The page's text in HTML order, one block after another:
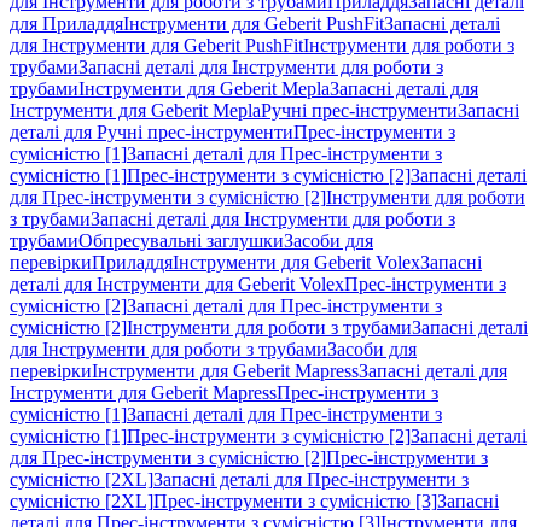
для ПриладдяІнструменти для Geberit PushFitЗапасні деталі
для Інструменти для Geberit PushFitІнструменти для роботи з
трубамиЗапасні деталі для Інструменти для роботи з
трубамиІнструменти для Geberit MeplaЗапасні деталі для
Інструменти для Geberit MeplaРучні прес-інструментиЗапасні
деталі для Ручні прес-інструментиПрес-інструменти з
сумісністю [1]Запасні деталі для Прес-інструменти з
сумісністю [1]Прес-інструменти з сумісністю [2]Запасні деталі
для Прес-інструменти з сумісністю [2]Інструменти для роботи
з трубамиЗапасні деталі для Інструменти для роботи з
трубамиОбпресувальні заглушкиЗасоби для
перевіркиПриладдяІнструменти для Geberit VolexЗапасні
деталі для Інструменти для Geberit VolexПрес-інструменти з
сумісністю [2]Запасні деталі для Прес-інструменти з
сумісністю [2]Інструменти для роботи з трубамиЗапасні деталі
для Інструменти для роботи з трубамиЗасоби для
перевіркиІнструменти для Geberit MapressЗапасні деталі для
Інструменти для Geberit MapressПрес-інструменти з
сумісністю [1]Запасні деталі для Прес-інструменти з
сумісністю [1]Прес-інструменти з сумісністю [2]Запасні деталі
для Прес-інструменти з сумісністю [2]Прес-інструменти з
сумісністю [2XL]Запасні деталі для Прес-інструменти з
сумісністю [2XL]Прес-інструменти з сумісністю [3]Запасні
деталі для Прес-інструменти з сумісністю [3]Інструменти для